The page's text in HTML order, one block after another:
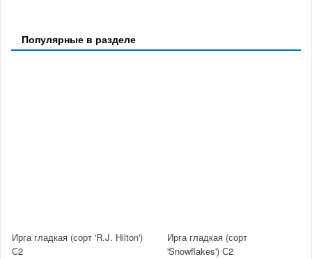
Популярные в разделе
Ирга гладкая (сорт 'R.J. Hilton')
С2
Ирга гладкая (сорт
'Snowflakes') С2